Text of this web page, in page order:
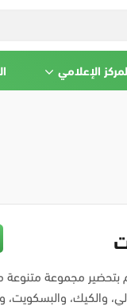
الإعلامي
بتحضير مجموعة متنوعة
والكيك، والبسكويت،